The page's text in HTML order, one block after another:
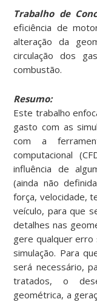
Trabalho de
eficiência de
alteração da
circulação dos
combustão.
Resumo:
Este trabalho
gasto com as
com a
computacional
influência de
(ainda não
força, velocidade,
veículo, para que
detalhes nas
gere qualquer erro
simulação. Para
será necessário,
tratados, o
geométrica, a